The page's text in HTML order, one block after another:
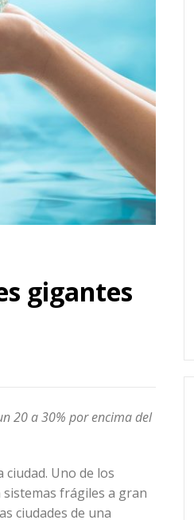
gigantes
20 a 30% por encima del
Uno de los
frágiles a gran
ciudades de una